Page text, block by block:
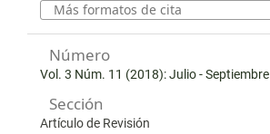
Más formatos de cita
Número
Vol. 3 Núm. 11 (2018): Julio - Septiembre
Sección
Artículo de Revisión